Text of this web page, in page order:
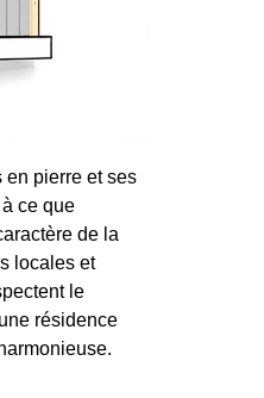
en pierre et ses
ce que
de la
locales et
le
résidence